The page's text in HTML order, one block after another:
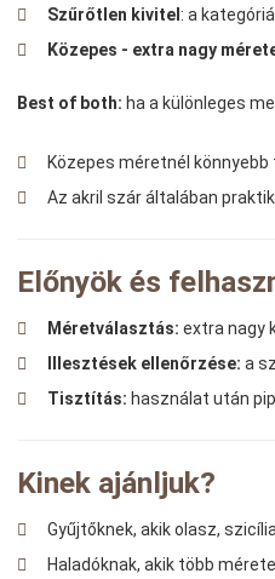
Szűrőtlen kivitel : a
Közepes - extra nagy
Best of both: ha a különleges
Közepes méretnél
Az akril szár általában
Előnyök és
Méretválasztás: extra nagy
Illesztések ellenőrzése: a
Tisztítás: használat után
Kinek ajánljuk?
Gyűjtőknek, akik olasz,
Haladóknak, akik több